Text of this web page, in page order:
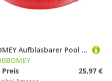
TOBBOMEY Aufblasbarer Pool Float Erwachsene Erdbeer Design mit Netz Schwimmsessel Wassermatratze Sommer Party Schwimmbad Lounge Zubehör
Preis
25,97 €